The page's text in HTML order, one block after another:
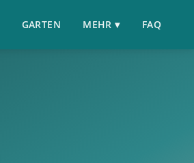
GARTEN MEHR ▾ FAQ